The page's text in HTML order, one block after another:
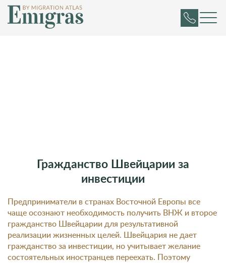
Гражданство Швейцарии за
инвестиции
Предприниматели в странах Восточной Европы все
чаще осознают необходимость получить ВНЖ и второе
гражданство Швейцарии для результативной
реализации жизненных целей. Швейцария не дает
гражданство за инвестиции, но учитывает желание
состоятельных иностранцев переехать. Поэтому